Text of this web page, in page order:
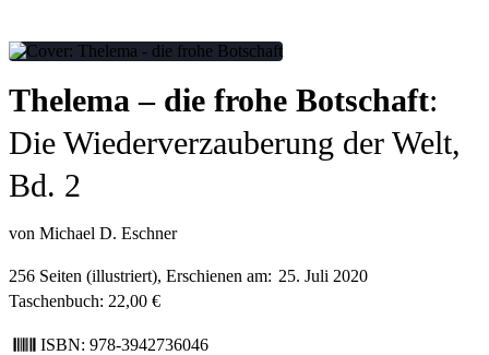
Thelema – die frohe Botschaft
Die Wiederverzauberung der Welt,
Bd. 2
von Michael D. Eschner
256 Seiten (illustriert), Erschienen am: 25. Juli 2020
Taschenbuch: 22,00 €
ISBN: 978-3942736046